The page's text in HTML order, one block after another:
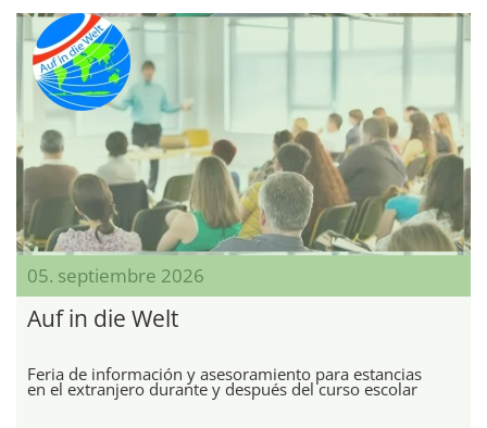
05. septiembre 2026
Auf in die Welt
Feria de información y asesoramiento para estancias
en el extranjero durante y después del curso escolar